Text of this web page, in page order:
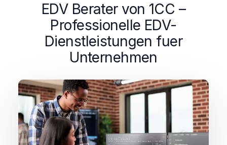
EDV Berater von 1CC –
Professionelle EDV-
Dienstleistungen fuer
Unternehmen